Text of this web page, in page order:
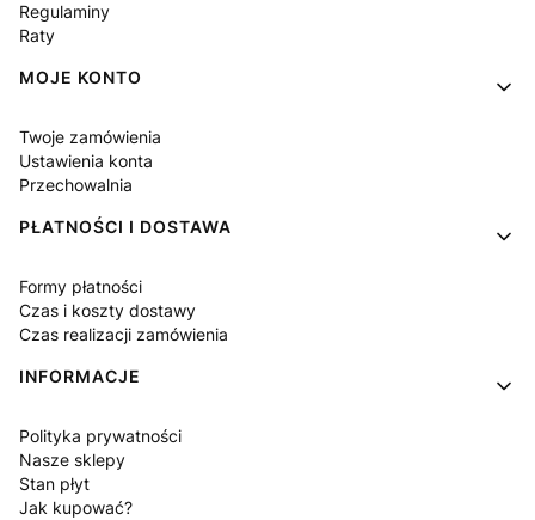
Regulaminy
Raty
MOJE KONTO
Twoje zamówienia
Ustawienia konta
Przechowalnia
PŁATNOŚCI I DOSTAWA
Formy płatności
Czas i koszty dostawy
Czas realizacji zamówienia
INFORMACJE
Polityka prywatności
Nasze sklepy
Stan płyt
Jak kupować?